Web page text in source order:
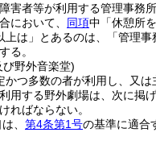
害者等が利用する管理事務
において、 同項中「休憩所
上は」とあるのは、「管理
る。
野外音楽堂)
かつ多数の者が利用し、又は
用する野外劇場は、次に掲
ればならない。
、 第4条第1号の基準に適合